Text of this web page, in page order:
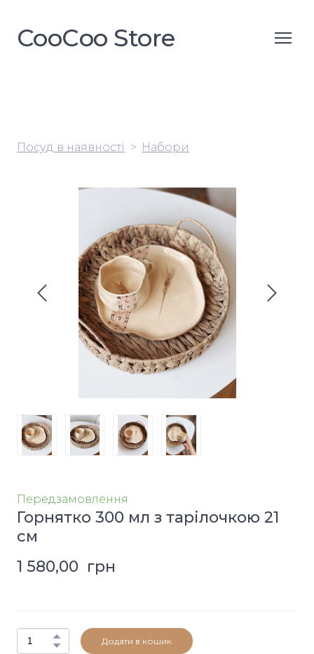
CooСoo Store
Посуд в наявності Набори
Передзамовлення
Горнятко 300 мл з тарілочкою 21
см
1 580,00  грн
Додати в кошик